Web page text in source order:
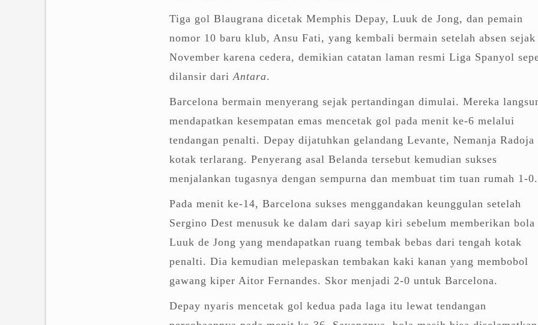
Tiga gol Blaugrana dicetak Memphis Depay, Luuk de Jong, dan pemain
nomor 10 baru klub, Ansu Fati, yang kembali bermain setelah absen sejak
November karena cedera, demikian catatan laman resmi Liga Spanyol
dilansir dari Antara.
Barcelona bermain menyerang sejak pertandingan dimulai. Mereka
mendapatkan kesempatan emas mencetak gol pada menit ke-6 melalui
tendangan penalti. Depay dijatuhkan gelandang Levante, Nemanja Radoja
kotak terlarang. Penyerang asal Belanda tersebut kemudian sukses
menjalankan tugasnya dengan sempurna dan membuat tim tuan rumah 1-0.
Pada menit ke-14, Barcelona sukses menggandakan keunggulan setelah
Sergino Dest menusuk ke dalam dari sayap kiri sebelum memberikan bola
Luuk de Jong yang mendapatkan ruang tembak bebas dari tengah kotak
penalti. Dia kemudian melepaskan tembakan kaki kanan yang membobol
gawang kiper Aitor Fernandes. Skor menjadi 2-0 untuk Barcelona.
Depay nyaris mencetak gol kedua pada laga itu lewat tendangan